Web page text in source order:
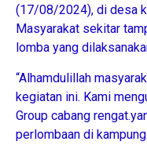
(17/08/2024), di desa
Masyarakat sekitar
lomba yang
“Alhamdulillah
kegiatan ini. Kami
Group cabang
perlombaan di